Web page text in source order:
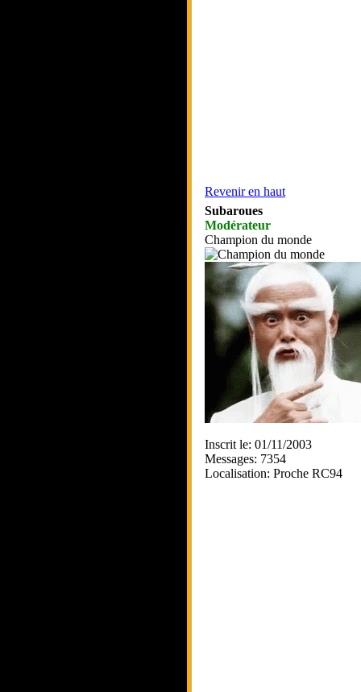
Revenir en haut
Subaroues
Modérateur
Champion du monde
Inscrit le: 01/11/2003
Messages: 7354
Localisation: Proche RC94